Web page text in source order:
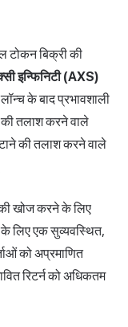
टोकन बिक्री की
इन्फिनिटी (AXS)
के बाद प्रभावशाली
की तलाश करने वाले
की तलाश करने वाले
की खोज करने के लिए
लिए एक सुव्यवस्थित,
को अप्रमाणित
रिटर्न को अधिकतम